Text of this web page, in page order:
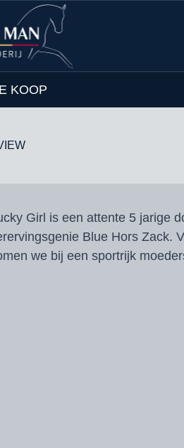
KOOP
Girl is een attente 5 jarige
Blue Hors Zack.
we bij een sportrijk